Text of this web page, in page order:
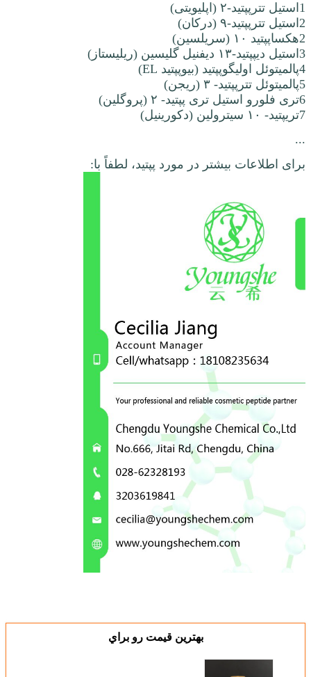
1استیل تترپپتید-۲ (اپلیویتی)
2استیل تترپپتید-۹ (درکان)
2هکساپپتید ۱۰ (سریلسین)
3استیل دیپپتید-۱۳ دیفنیل گلیسین (ریلیستاز)
4پالمیتوئل اولیگوپپتید (بیوپپتید EL)
5پالمیتوئل تترپپتید- ۳ (ریجن)
6تری فلورو استیل تری پپتید- ۲ (پروگلین)
7تریپتید- ۱۰ سیترولین (دکورینیل)
...
برای اطلاعات بیشتر در مورد پپتید، لطفاً با:
بهترين قيمت رو براي